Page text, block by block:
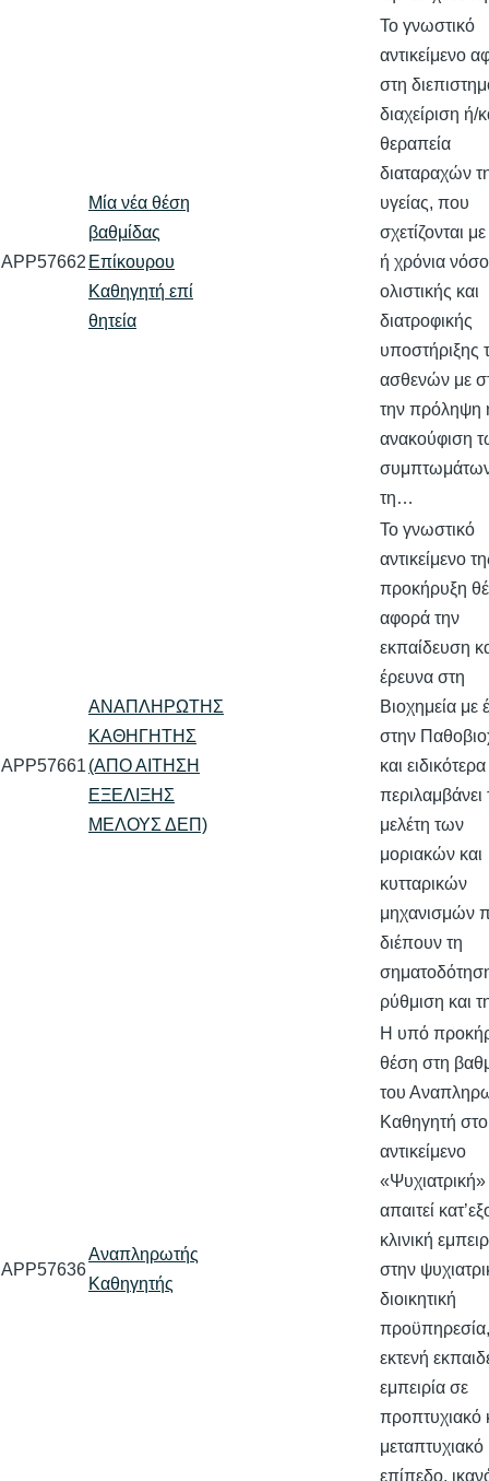
APP57662
Μία νέα θέση
βαθμίδας
Επίκουρου
Καθηγητή επί
θητεία
Το γνωστικό
αντικείμενο
στη
διαχείριση ή/
θεραπεία
διαταραχών
υγείας, που
σχετίζονται
ή χρόνια
ολιστικής και
διατροφικής
υποστήριξης
ασθενών με
την πρόληψη
ανακούφιση
τη…
APP57661
ΑΝΑΠΛΗΡΩΤΗΣ
ΚΑΘΗΓΗΤΗΣ
(ΑΠΟ ΑΙΤΗΣΗ
ΕΞΕΛΙΞΗΣ
ΜΕΛΟΥΣ ΔΕΠ)
Το γνωστικό
αντικείμενο
προκήρυξη
αφορά την
εκπαίδευση
έρευνα στη
Βιοχημεία με
στην
και ειδικότερα
περιλαμβάνει
μελέτη των
μοριακών και
κυτταρικών
μηχανισμών
διέπουν τη
ρύθμιση και
APP57636
Αναπληρωτής
Καθηγητής
Η υπό
θέση στη
του
Καθηγητή στο
αντικείμενο
«Ψυχιατρική»
απαιτεί
κλινική
στην
διοικητική
προϋπηρεσία,
εκτενή
εμπειρία σε
προπτυχιακό
μεταπτυχιακό
επίπεδο,